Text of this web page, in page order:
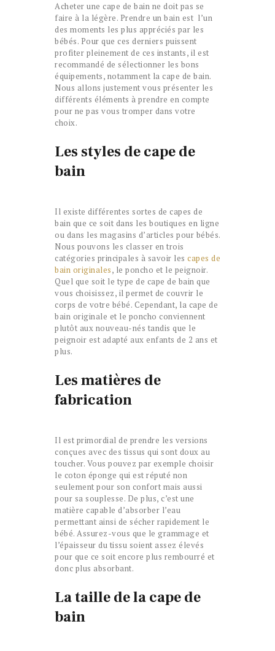
Acheter une cape de bain ne doit pas se
faire à la légère. Prendre un bain est l’un
des moments les plus appréciés par les
bébés. Pour que ces derniers puissent
profiter pleinement de ces instants, il est
recommandé de sélectionner les bons
équipements, notamment la cape de bain.
Nous allons justement vous présenter les
différents éléments à prendre en compte
pour ne pas vous tromper dans votre
choix.
Les styles de cape de
bain
Il existe différentes sortes de capes de
bain que ce soit dans les boutiques en ligne
ou dans les magasins d’articles pour bébés.
Nous pouvons les classer en trois
catégories principales à savoir les capes de
bain originales, le poncho et le peignoir.
Quel que soit le type de cape de bain que
vous choisissez, il permet de couvrir le
corps de votre bébé. Cependant, la cape de
bain originale et le poncho conviennent
plutôt aux nouveau-nés tandis que le
peignoir est adapté aux enfants de 2 ans et
plus.
Les matières de
fabrication
Il est primordial de prendre les versions
conçues avec des tissus qui sont doux au
toucher. Vous pouvez par exemple choisir
le coton éponge qui est réputé non
seulement pour son confort mais aussi
pour sa souplesse. De plus, c’est une
matière capable d’absorber l’eau
permettant ainsi de sécher rapidement le
bébé. Assurez-vous que le grammage et
l’épaisseur du tissu soient assez élevés
pour que ce soit encore plus rembourré et
donc plus absorbant.
La taille de la cape de
bain